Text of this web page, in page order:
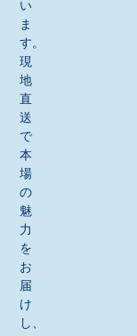
い
ま
す。
現
地
直
送
で
本
場
の
魅
力
を
お
届
け
し、